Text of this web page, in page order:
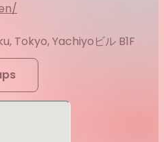
Tokyo, Yachiyoビル B1F